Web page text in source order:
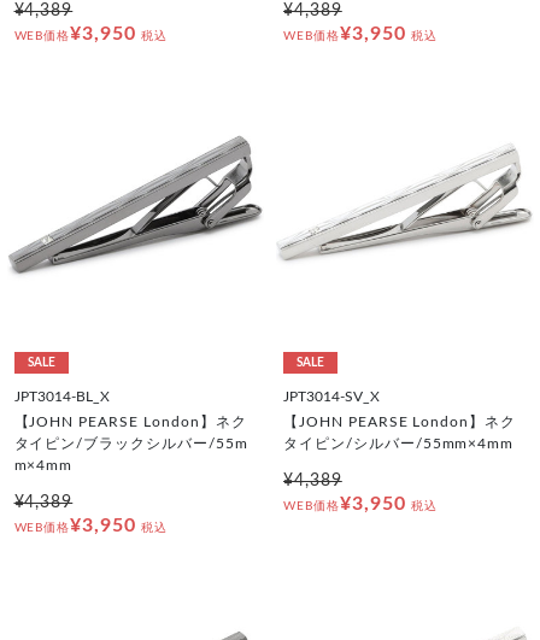
¥4,389
WEB価格¥3,950 税込
¥4,389
WEB価格¥3,950 税込
SALE
JPT3014-BL_X
【JOHN PEARSE London】ネク
タイピン/ブラックシルバー/55m
m×4mm
¥4,389
WEB価格¥3,950 税込
SALE
JPT3014-SV_X
【JOHN PEARSE London】ネク
タイピン/シルバー/55mm×4mm
¥4,389
WEB価格¥3,950 税込